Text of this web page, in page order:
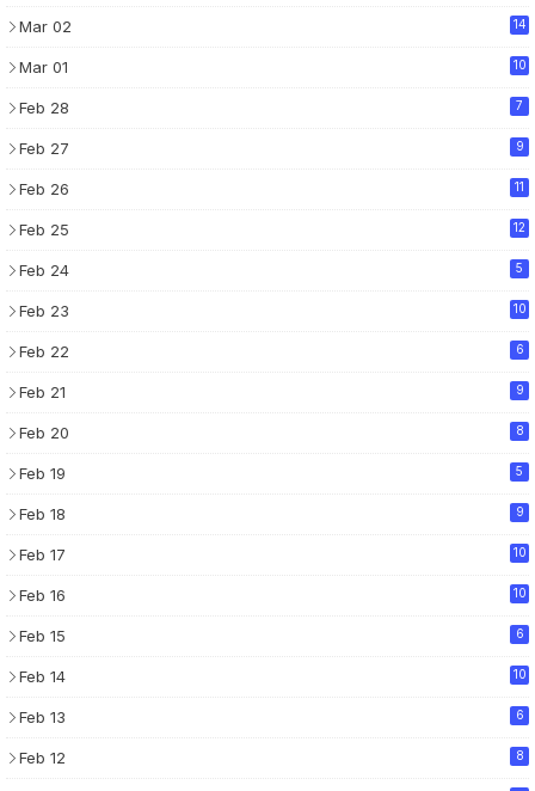
Mar 02 14
Mar 01 10
Feb 28 7
Feb 27 9
Feb 26 11
Feb 25 12
Feb 24 5
Feb 23 10
Feb 22 6
Feb 21 9
Feb 20 8
Feb 19 5
Feb 18 9
Feb 17 10
Feb 16 10
Feb 15 6
Feb 14 10
Feb 13 6
Feb 12 8